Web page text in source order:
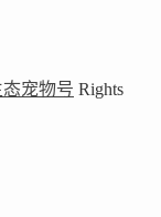
态宠物号 Rights